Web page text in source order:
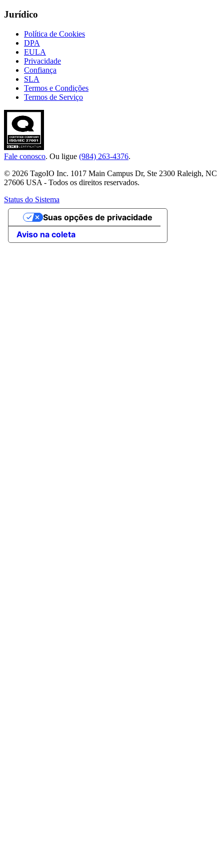
Jurídico
Política de Cookies
DPA
EULA
Privacidade
Confiança
SLA
Termos e Condições
Termos de Serviço
Fale conosco. Ou ligue (984) 263-4376.
© 2026 TagoIO Inc. 1017 Main Campus Dr, Ste 2300 Raleigh, NC
27606 USA - Todos os direitos reservados.
Status do Sistema
Aviso na coleta
Suas opções de privacidade